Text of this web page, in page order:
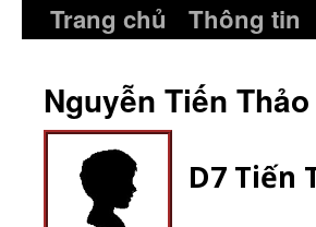
Trang chủ Thông tin
Nguyễn Tiến Thảo
D7 Tiến